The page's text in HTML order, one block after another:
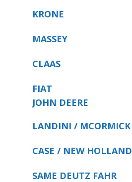
KRONE
MASSEY
CLAAS
FIAT
JOHN DEERE
LANDINI / MCORMICK
CASE / NEW HOLLAND
SAME DEUTZ FAHR